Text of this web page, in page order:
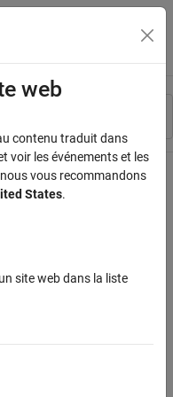
du menu
web
contenu traduit dans
voir les événements et les
vous recommandons
States.
site web dans la liste